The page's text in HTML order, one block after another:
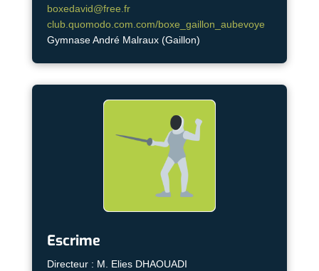
boxedavid@free.fr
club.quomodo.com.com/boxe_gaillon_aubevoye
Gymnase André Malraux (Gaillon)
Escrime
Directeur : M. Elies DHAOUADI